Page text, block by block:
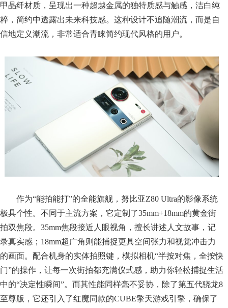
甲晶纤材质，呈现出一种超越金属的独特质感与触感，洁白纯
粹，简约中透露出未来科技感。这种设计不追随潮流，而是自
信地定义潮流，非常适合青睐简约现代风格的用户。
作为“能拍能打”的全能旗舰，努比亚Z80 Ultra的影像系统
极具个性。不同于主流方案，它定制了35mm+18mm的黄金街
拍双焦段。35mm焦段接近人眼视角，擅长讲述人文故事，记
录真实感；18mm超广角则能捕捉更具空间张力和视觉冲击力
的画面。配合机身的实体拍照键，模拟相机“半按对焦，全按快
门”的操作，让每一次街拍都充满仪式感，助力你轻松捕捉生活
中的“决定性瞬间”。而其性能同样毫不妥协，除了第五代骁龙8
至尊版，它还引入了红魔同款的CUBE擎天游戏引擎，确保了